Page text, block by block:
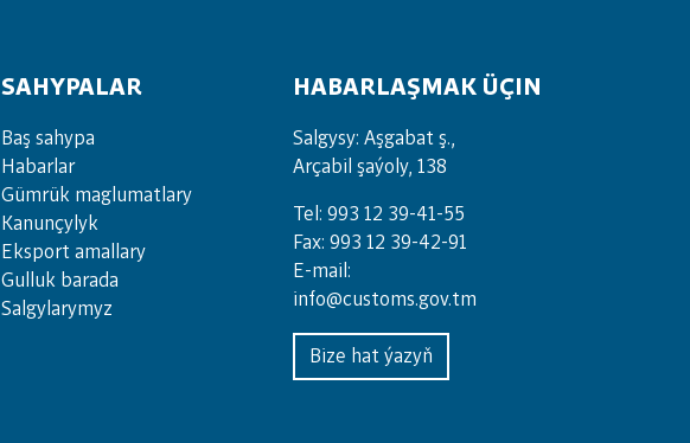
SAHYPALAR
Baş sahypa
Habarlar
Gümrük maglumatlary
Kanunçylyk
Eksport amallary
Gulluk barada
Salgylarymyz
HABARLAŞMAK ÜÇIN
Salgysy: Aşgabat ş.,
Arçabil şaýoly, 138
Tel: 993 12 39-41-55
Fax: 993 12 39-42-91
E-mail:
info@customs.gov.tm
Bize hat ýazyň